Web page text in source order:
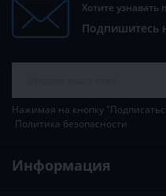
Хотите узнавать
Подпишитесь
Нажимая на кнопку
Политика безопасности
Информация